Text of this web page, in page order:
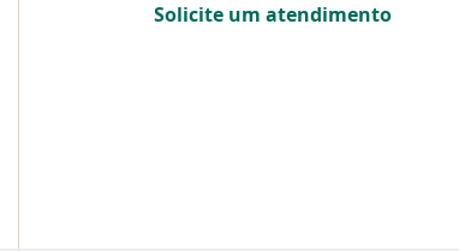
Solicite um atendimento